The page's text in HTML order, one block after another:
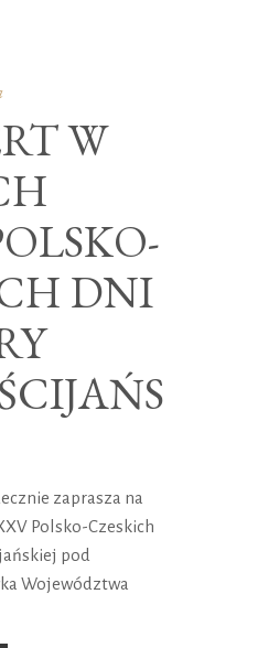
W
DNI
zaprasza na
Polsko-Czeskich
pod
Województwa